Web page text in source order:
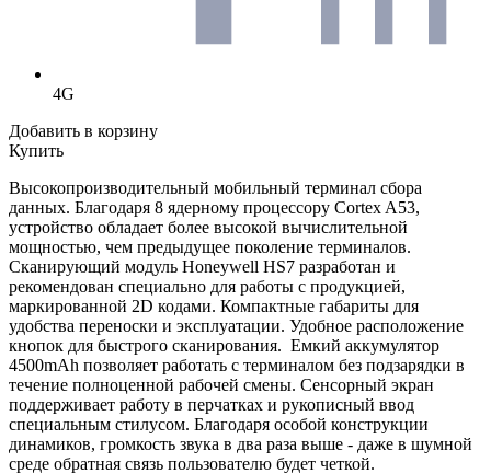
4G
Добавить в корзину
Купить
Высокопроизводительный мобильный терминал сбора
данных. Благодаря 8 ядерному процессору Cortex A53,
устройство обладает более высокой вычислительной
мощностью, чем предыдущее поколение терминалов.
Сканирующий модуль Honeywell HS7 разработан и
рекомендован специально для работы с продукцией,
маркированной 2D кодами. Компактные габариты для
удобства переноски и эксплуатации. Удобное расположение
кнопок для быстрого сканирования. Емкий аккумулятор
4500mАh позволяет работать с терминалом без подзарядки в
течение полноценной рабочей смены. Сенсорный экран
поддерживает работу в перчатках и рукописный ввод
специальным стилусом. Благодаря особой конструкции
динамиков, громкость звука в два раза выше - даже в шумной
среде обратная связь пользователю будет четкой.